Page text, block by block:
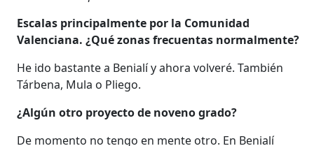
Escalas principalmente por la Comunidad
Valenciana. ¿Qué zonas frecuentas normalmente?
He ido bastante a Benialí y ahora volveré. También
Tárbena, Mula o Pliego.
¿Algún otro proyecto de noveno grado?
De momento no tengo en mente otro. En Benialí